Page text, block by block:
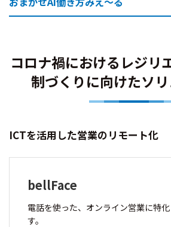
コロナ禍におけるレジリ
制づくりに向けたソ
ICTを活用した営業のリモート化
bellFace
電話を使った、オンライン営業に特
す。